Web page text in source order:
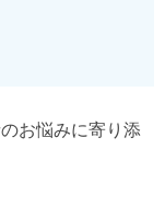
お悩みに寄り添